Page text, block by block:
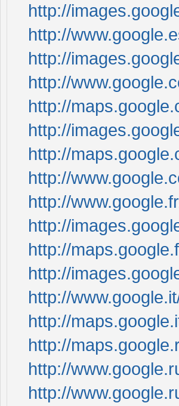
http://
http://
http://
http://
http://
http://
http://
http://
http://
http://
http://
http://
http://
http://
http://
http://
http://